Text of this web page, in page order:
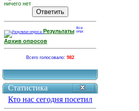
ничего нет
Результаты
Архив опросов
Всего голосовало: 982
Статистика
Кто нас сегодня посетил